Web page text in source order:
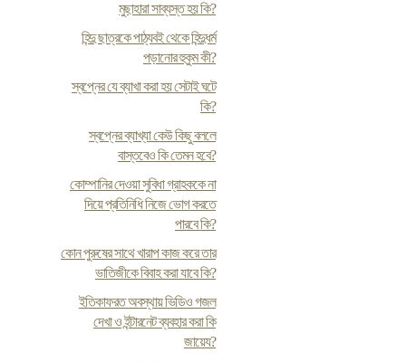
মুছাহারা সাব্যস্ত হয় কি?
হিন্দু ছাত্রকে পাঠ্যবই থেকে হিন্দুধর্ম
পড়ানোর হুকুম কী?
স্বপ্নের যে ব্যাখা করা হয় সেটাই ঘটে
কি?
স্বপ্নের ব্যাখ্যা কেউ কিছু বললে
বাস্তবেও কি তেমন হবে?
কোম্পানির দেওয়া সুবিধা গ্রাহককে না
দিয়ে প্রতিনিধি নিজে ভোগ করতে
পারবে কি?
কোন পুরুষের সাথে খারাপ কাজ করে তার
ভাতিজীকে বিবাহ করা যাবে কি?
ইতিকাফরত অবস্থায় ভিডিও গজল
দেখা ও ইন্টারনেট ব্যবহার করা কি
জায়েয?